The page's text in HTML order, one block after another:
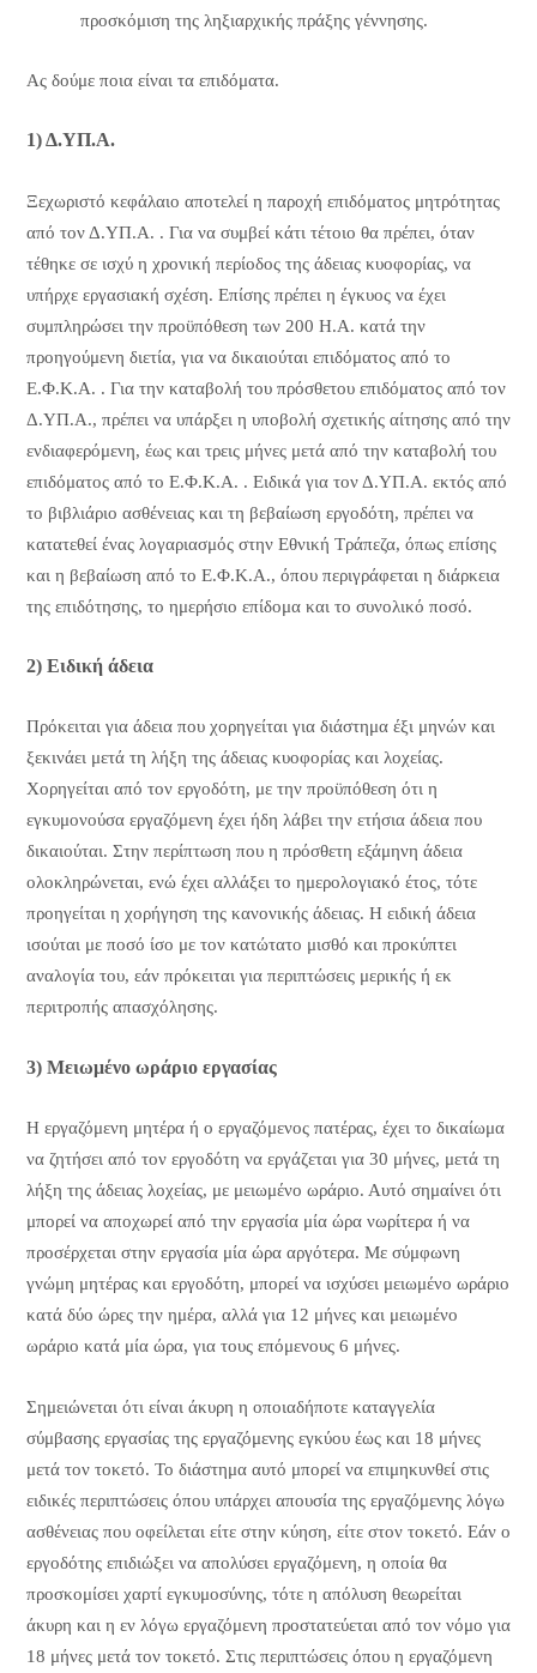
προσκόμιση της ληξιαρχικής πράξης γέννησης.
Ας δούμε ποια είναι τα επιδόματα.
1) Δ.ΥΠ.Α.
Ξεχωριστό κεφάλαιο αποτελεί η παροχή επιδόματος μητρότητας
από τον Δ.ΥΠ.Α. . Για να συμβεί κάτι τέτοιο θα πρέπει, όταν
τέθηκε σε ισχύ η χρονική περίοδος της άδειας κυοφορίας, να
υπήρχε εργασιακή σχέση. Επίσης πρέπει η έγκυος να έχει
συμπληρώσει την προϋπόθεση των 200 Η.Α. κατά την
προηγούμενη διετία, για να δικαιούται επιδόματος από το
Ε.Φ.Κ.Α. . Για την καταβολή του πρόσθετου επιδόματος από τον
Δ.ΥΠ.Α., πρέπει να υπάρξει η υποβολή σχετικής αίτησης από την
ενδιαφερόμενη, έως και τρεις μήνες μετά από την καταβολή του
επιδόματος από το Ε.Φ.Κ.Α. . Ειδικά για τον Δ.ΥΠ.Α. εκτός από
το βιβλιάριο ασθένειας και τη βεβαίωση εργοδότη, πρέπει να
κατατεθεί ένας λογαριασμός στην Εθνική Τράπεζα, όπως επίσης
και η βεβαίωση από το Ε.Φ.Κ.Α., όπου περιγράφεται η διάρκεια
της επιδότησης, το ημερήσιο επίδομα και το συνολικό ποσό.
2) Ειδική άδεια
Πρόκειται για άδεια που χορηγείται για διάστημα έξι μηνών και
ξεκινάει μετά τη λήξη της άδειας κυοφορίας και λοχείας.
Χορηγείται από τον εργοδότη, με την προϋπόθεση ότι η
εγκυμονούσα εργαζόμενη έχει ήδη λάβει την ετήσια άδεια που
δικαιούται. Στην περίπτωση που η πρόσθετη εξάμηνη άδεια
ολοκληρώνεται, ενώ έχει αλλάξει το ημερολογιακό έτος, τότε
προηγείται η χορήγηση της κανονικής άδειας. Η ειδική άδεια
ισούται με ποσό ίσο με τον κατώτατο μισθό και προκύπτει
αναλογία του, εάν πρόκειται για περιπτώσεις μερικής ή εκ
περιτροπής απασχόλησης.
3) Μειωμένο ωράριο εργασίας
Η εργαζόμενη μητέρα ή ο εργαζόμενος πατέρας, έχει το δικαίωμα
να ζητήσει από τον εργοδότη να εργάζεται για 30 μήνες, μετά τη
λήξη της άδειας λοχείας, με μειωμένο ωράριο. Αυτό σημαίνει ότι
μπορεί να αποχωρεί από την εργασία μία ώρα νωρίτερα ή να
προσέρχεται στην εργασία μία ώρα αργότερα. Με σύμφωνη
γνώμη μητέρας και εργοδότη, μπορεί να ισχύσει μειωμένο ωράριο
κατά δύο ώρες την ημέρα, αλλά για 12 μήνες και μειωμένο
ωράριο κατά μία ώρα, για τους επόμενους 6 μήνες.
Σημειώνεται ότι είναι άκυρη η οποιαδήποτε καταγγελία
σύμβασης εργασίας της εργαζόμενης εγκύου έως και 18 μήνες
μετά τον τοκετό. Το διάστημα αυτό μπορεί να επιμηκυνθεί στις
ειδικές περιπτώσεις όπου υπάρχει απουσία της εργαζόμενης λόγω
ασθένειας που οφείλεται είτε στην κύηση, είτε στον τοκετό. Εάν ο
εργοδότης επιδιώξει να απολύσει εργαζόμενη, η οποία θα
προσκομίσει χαρτί εγκυμοσύνης, τότε η απόλυση θεωρείται
άκυρη και η εν λόγω εργαζόμενη προστατεύεται από τον νόμο για
18 μήνες μετά τον τοκετό. Στις περιπτώσεις όπου η εργαζόμενη